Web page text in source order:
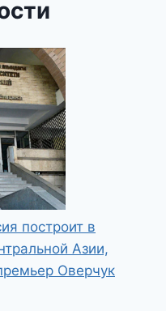
построит в
Азии,
Оверчук